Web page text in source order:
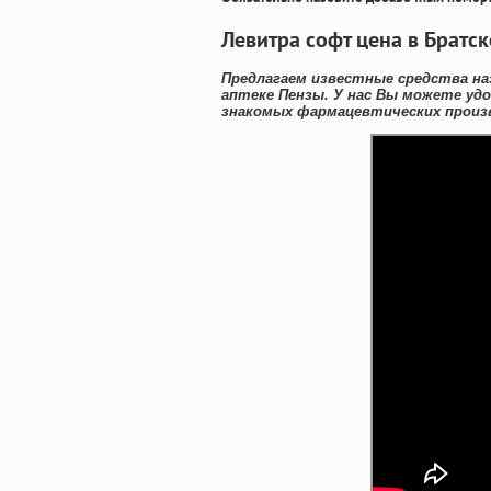
Левитра софт цена в
Предлагаем известные средства
аптеке Пензы. У нас Вы можете
знакомых фармацевтических